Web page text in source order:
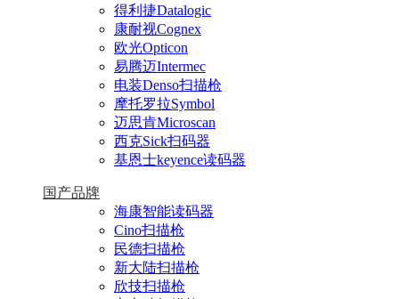
得利捷Datalogic
康耐视Cognex
欧光Opticon
易腾迈Intermec
电装Denso扫描枪
摩托罗拉Symbol
迈思肯Microscan
西克Sick扫码器
基恩士keyence读码器
国产品牌
海康智能读码器
Cino扫描枪
民德扫描枪
新大陆扫描枪
欣技扫描枪